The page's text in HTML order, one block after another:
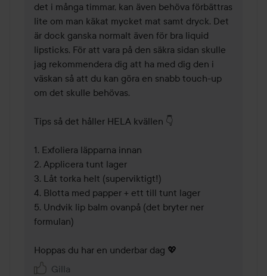
det i många timmar, kan även behöva förbättras
lite om man käkat mycket mat samt dryck. Det
är dock ganska normalt även för bra liquid
lipsticks. För att vara på den säkra sidan skulle
jag rekommendera dig att ha med dig den i
väskan så att du kan göra en snabb touch-up
om det skulle behövas.
Tips så det håller HELA kvällen 👇
1. Exfoliera läpparna innan
2. Applicera tunt lager
3. Låt torka helt (superviktigt!)
4. Blotta med papper + ett till tunt lager
5. Undvik lip balm ovanpå (det bryter ner
formulan)
Hoppas du har en underbar dag 💖
Gilla